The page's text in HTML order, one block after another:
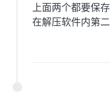
上面两个都要保
在解压软件内第